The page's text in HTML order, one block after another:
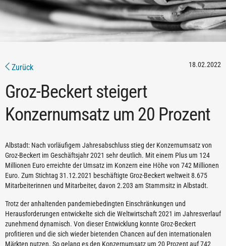
Zurück 18.02.2022
Groz-Beckert steigert
Konzernumsatz um 20 Prozent
Albstadt: Nach vorläufigem Jahresabschluss stieg der Konzernumsatz von
Groz-Beckert im Geschäftsjahr 2021 sehr deutlich. Mit einem Plus um 124
Millionen Euro erreichte der Umsatz im Konzern eine Höhe von 742 Millionen
Euro. Zum Stichtag 31.12.2021 beschäftigte Groz-Beckert weltweit 8.675
Mitarbeiterinnen und Mitarbeiter, davon 2.203 am Stammsitz in Albstadt.
Trotz der anhaltenden pandemiebedingten Einschränkungen und
Herausforderungen entwickelte sich die Weltwirtschaft 2021 im Jahresverlauf
zunehmend dynamisch. Von dieser Entwicklung konnte Groz-Beckert
profitieren und die sich wieder bietenden Chancen auf den internationalen
Märkten nutzen. So gelang es den Konzernumsatz um 20 Prozent auf 742